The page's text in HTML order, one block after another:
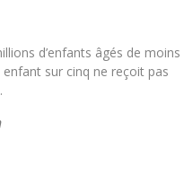
d’enfants âgés de moins
sur cinq ne reçoit pas